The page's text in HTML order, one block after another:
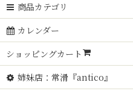
商品カテゴリ
カレンダー
ショッピングカート
姉妹店：常滑『antico』